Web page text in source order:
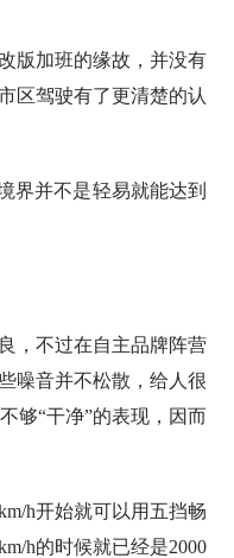
版加班的缘故，并没有
区驾驶有了更清楚的认
界并不是轻易就能达到
，不过在自主品牌阵营
噪音并不松散，给人很
够“干净”的表现，因而
h开始就可以用五挡畅
h的时候就已经是2000